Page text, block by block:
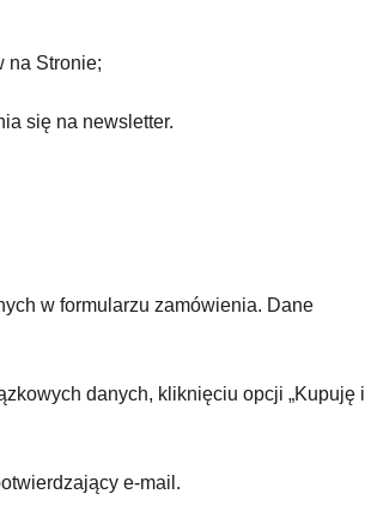
na Stronie;
się na newsletter.
w formularzu zamówienia. Dane
danych, kliknięciu opcji „Kupuję i
e-mail.